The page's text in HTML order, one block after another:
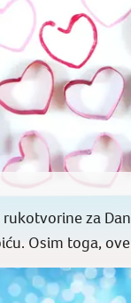
za Dan
Osim toga, ove